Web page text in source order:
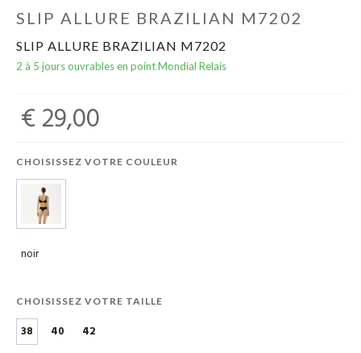
SLIP ALLURE BRAZILIAN M7202
SLIP ALLURE BRAZILIAN M7202
2 à 5 jours ouvrables en point Mondial Relais
€ 29,00
CHOISISSEZ VOTRE COULEUR
noir
CHOISISSEZ VOTRE TAILLE
38 40 42